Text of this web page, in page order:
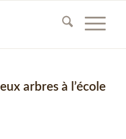
arbres à l’école